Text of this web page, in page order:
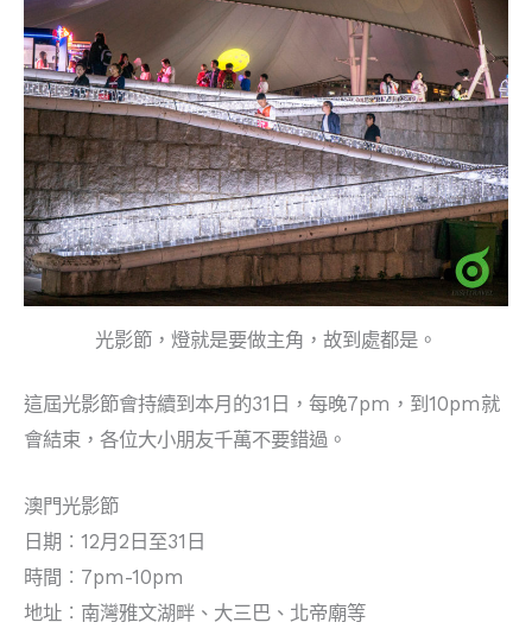
光影節，燈就是要做主角，故到處都是。
這屆光影節會持續到本月的31日，每晚7pm，到10pm就
會結束，各位大小朋友千萬不要錯過。
澳門光影節
日期︰12月2日至31日
時間︰7pm-10pm
地址︰南灣雅文湖畔、大三巴、北帝廟等